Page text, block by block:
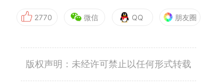
2770 微信 QQ 朋友圈
版权声明：未经许可禁止以任何形式转载